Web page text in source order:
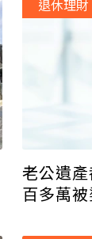
老公遺
百多萬
退休理財